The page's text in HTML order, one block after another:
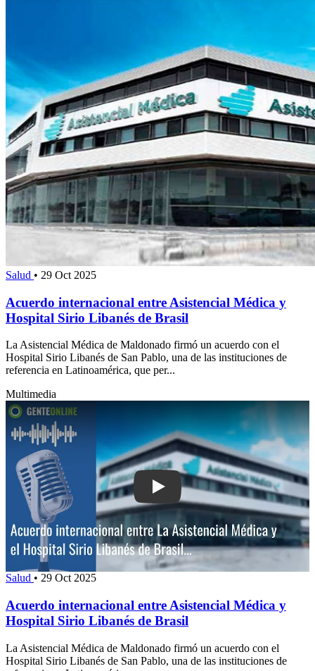
Salud • 29 Oct 2025
Acuerdo internacional entre Asistencial Médica y
Hospital Sirio Libanés de Brasil
La Asistencial Médica de Maldonado firmó un acuerdo con el
Hospital Sirio Libanés de San Pablo, una de las instituciones de
referencia en Latinoamérica, que per...
Multimedia
Play: Acuerdo internacional entre
Salud • 29 Oct 2025
Acuerdo internacional entre Asistencial Médica y
Hospital Sirio Libanés de Brasil
La Asistencial Médica de Maldonado firmó un acuerdo con el
Hospital Sirio Libanés de San Pablo, una de las instituciones de